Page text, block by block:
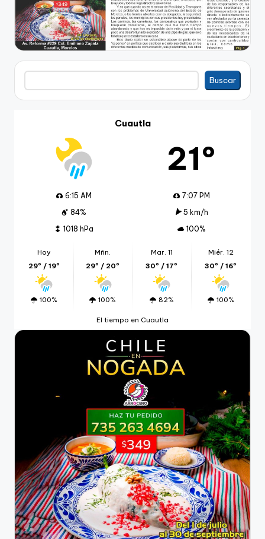
Buscar
Buscar
Cuautla
21º
6:15 AM
7:07 PM
84%
5 km/h
1018 hPa
100%
Hoy
29º / 19º
100%
Mñn.
29º / 20º
100%
Mar. 11
30º / 17º
82%
Miér. 12
30º / 16º
100%
El tiempo en Cuautla